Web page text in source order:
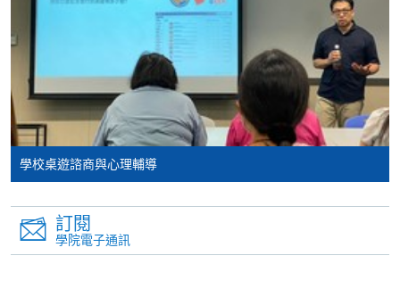
選用網上報名服務必須在已接駁互聯網及支援
JavaScript程式瀏覽器的電腦上進行。建議選用
Google Chrome瀏覽器。
申請人不應閒置申請超過10分鐘。否則，申請人
必須重新開始整個申請程序。
網上報名只支援「提早報讀優惠」。如需享用其他
報讀優惠，請親臨學院的報名中心報名。
功被獲取錄。任何不成功的申請，課程組職員將儘
快與 閣下聯絡。
學校桌遊諮商與心理輔導
訂閱
學院電子通訊